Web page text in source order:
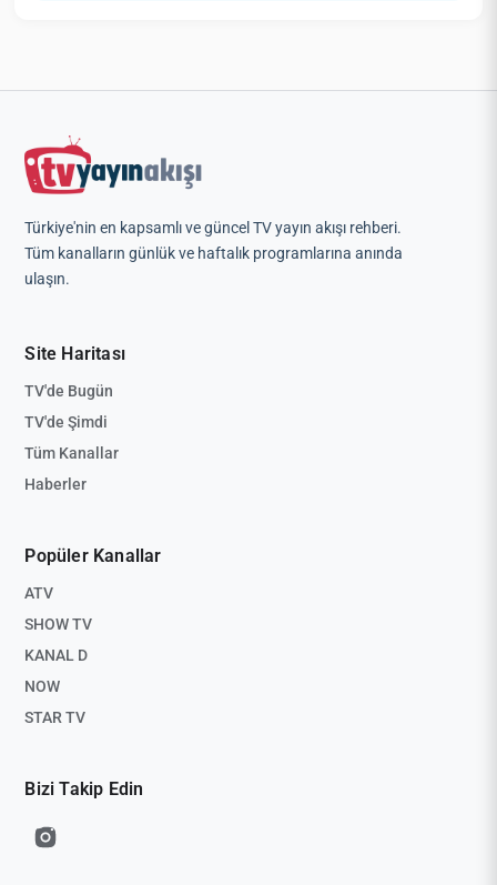
Türkiye'nin en kapsamlı ve güncel TV yayın akışı rehberi.
Tüm kanalların günlük ve haftalık programlarına anında
ulaşın.
Site Haritası
TV'de Bugün
TV'de Şimdi
Tüm Kanallar
Haberler
Popüler Kanallar
ATV
SHOW TV
KANAL D
NOW
STAR TV
Bizi Takip Edin